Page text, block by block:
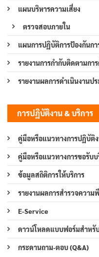
แผนบริหารความเสี่ยง
ตรวจสอบภายใน
แผนการปฏิบัติการป้องกันก
รายงานการกำกับติดตามกา
รายงานผลการดำเนินงานป
การปฏิบัติงาน & บริการ
คู่มือหรือแนวทางการปฏิบัติ
คู่มือหรือแนวทางการขอรับ
ข้อมูลสถิติการให้บริการ
รายงานผลการสำรวจความ
E-Service
ดาวน์โหลดแบบฟอร์มสำหรั
กระดานถาม-ตอบ (Q&A)